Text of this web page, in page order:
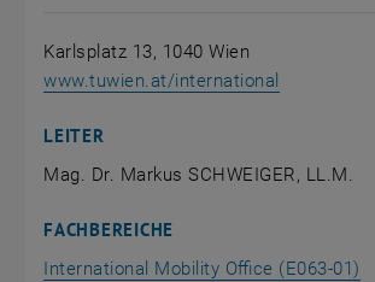
Karlsplatz 13, 1040 Wien
www.tuwien.at/international
LEITER
Mag. Dr. Markus SCHWEIGER, LL.M.
FACHBEREICHE
International Mobility Office (E063-01)